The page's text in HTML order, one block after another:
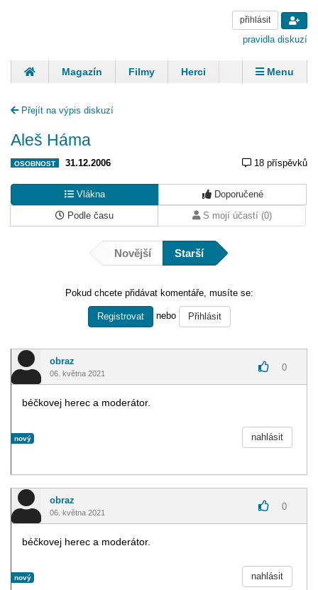
přihlásit
pravidla diskuzí
Magazín Filmy Herci
Zpěváci
Panovníci
Finančníci
Menu
Přejít na výpis diskuzí
Aleš Háma
OSOBNOST 31.12.2006 18 příspěvků
Vlákna
Doporučené
Podle času
S mojí účastí (0)
Novější Starší
Pokud chcete přidávat komentáře, musíte se:
Registrovat nebo Přihlásit
obraz
06. května 2021
0
béčkovej herec a moderátor.
nový nahlásit
obraz
06. května 2021
0
béčkovej herec a moderátor.
nový nahlásit